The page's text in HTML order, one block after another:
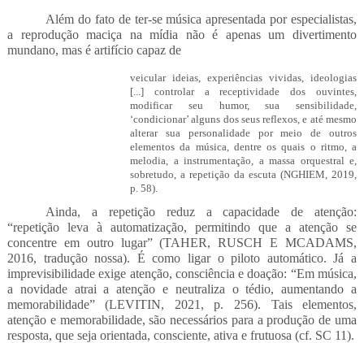
Além do fato de ter-se música apresentada por especialistas,
a reprodução maciça na mídia não é apenas um divertimento
mundano, mas é artifício capaz de
veicular ideias, experiências vividas, ideologias
[...] controlar a receptividade dos ouvintes,
modificar seu humor, sua sensibilidade,
‘condicionar’ alguns dos seus reflexos, e até mesmo
alterar sua personalidade por meio de outros
elementos da música, dentre os quais o ritmo, a
melodia, a instrumentação, a massa orquestral e,
sobretudo, a repetição da escuta (NGHIEM, 2019,
p. 58).
Ainda, a repetição reduz a capacidade de atenção:
“repetição leva à automatização, permitindo que a atenção se
concentre em outro lugar” (TAHER, RUSCH E MCADAMS,
2016, tradução nossa). É como ligar o piloto automático. Já a
imprevisibilidade exige atenção, consciência e doação: “Em música,
a novidade atrai a atenção e neutraliza o tédio, aumentando a
memorabilidade” (LEVITIN, 2021, p. 256). Tais elementos,
atenção e memorabilidade, são necessários para a produção de uma
resposta, que seja orientada, consciente, ativa e frutuosa (cf. SC 11).